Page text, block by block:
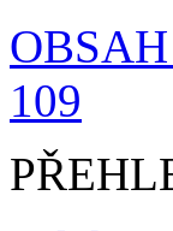
109